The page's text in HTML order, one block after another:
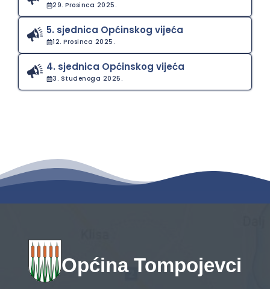
29. Prosinca 2025.
5. sjednica Općinskog vijeća
12. Prosinca 2025.
4. sjednica Općinskog vijeća
3. Studenoga 2025.
Općina Tompojevci